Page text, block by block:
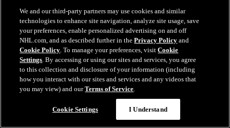
We and our third-party partners may use cookies and similar
technologies to enhance site navigation, analyze site usage, save
your preferences, enable personalized advertising on and off
NHL.com, and as described further in thePrivacy Policy and
Cookie Policy. To manage your preferences, visitCookie
Settings. By accessing or using our sites and services, you agree
to this collection and disclosure of your information (including
how you interact with our sites and services and any videos that
you may view) and ourTerms of Service.
Cookie Settings I Understand